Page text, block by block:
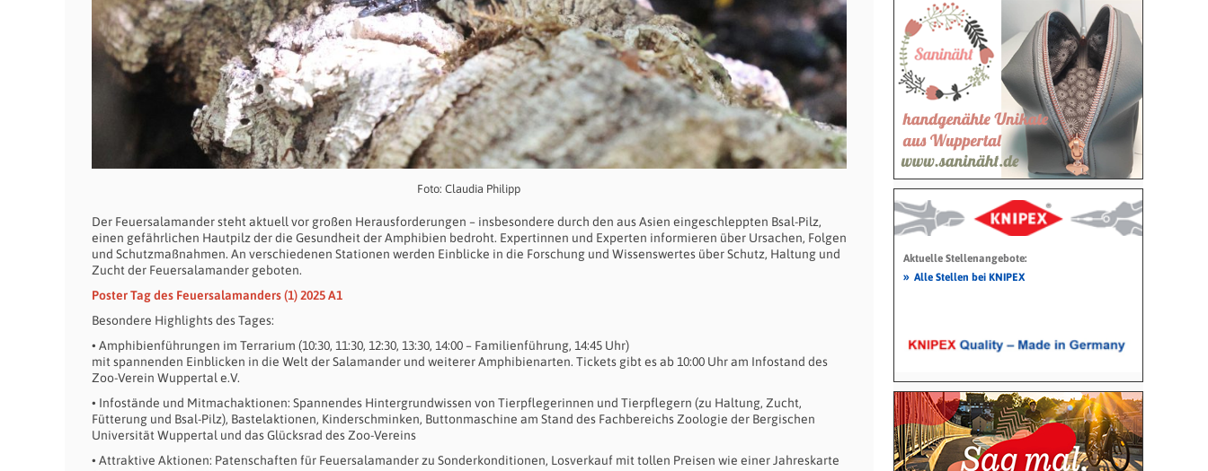
Foto: Claudia Philipp
Der Feuersalamander steht aktuell vor großen Herausforderungen – insbesondere durch den aus Asien eingeschleppten Bsal-Pilz,
einen gefährlichen Hautpilz der die Gesundheit der Amphibien bedroht. Expertinnen und Experten informieren über Ursachen, Folgen
und Schutzmaßnahmen. An verschiedenen Stationen werden Einblicke in die Forschung und Wissenswertes über Schutz, Haltung und
Zucht der Feuersalamander geboten.
Poster Tag des Feuersalamanders (1) 2025 A1
Besondere Highlights des Tages:
• Amphibienführungen im Terrarium (10:30, 11:30, 12:30, 13:30, 14:00 – Familienführung, 14:45 Uhr)
mit spannenden Einblicken in die Welt der Salamander und weiterer Amphibienarten. Tickets gibt es ab 10:00 Uhr am Infostand des
Zoo-Verein Wuppertal e.V.
• Infostände und Mitmachaktionen: Spannendes Hintergrundwissen von Tierpflegerinnen und Tierpflegern (zu Haltung, Zucht,
Fütterung und Bsal-Pilz), Bastelaktionen, Kinderschminken, Buttonmaschine am Stand des Fachbereichs Zoologie der Bergischen
Universität Wuppertal und das Glücksrad des Zoo-Vereins
• Attraktive Aktionen: Patenschaften für Feuersalamander zu Sonderkonditionen, Losverkauf mit tollen Preisen wie einer Jahreskarte
Aktuelle Stellenangebote:
» Alle Stellen bei KNIPEX